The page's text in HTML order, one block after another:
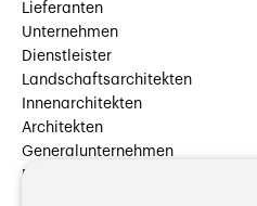
Lieferanten
Unternehmen
Dienstleister
Landschaftsarchitekten
Innenarchitekten
Architekten
Generalunternehmen
Beauftragte Unternehmen